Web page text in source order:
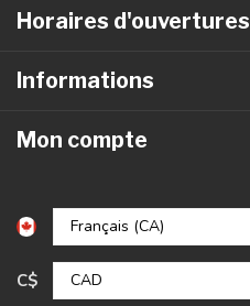
Horaires d'ouvertures
Informations
Mon compte
C$